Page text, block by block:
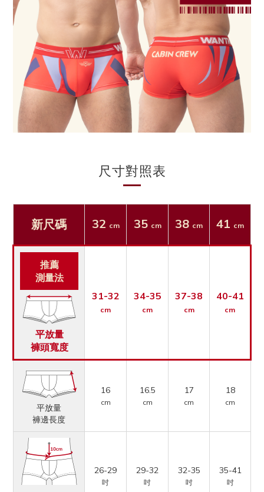
尺寸對照表
新尺碼 32 cm 35 cm 38 cm 41 cm
推薦
測量法
平放量
褲頭寬度
31-32
cm
34-35
cm
37-38
cm
40-41
cm
平放量
褲邊長度
16
cm
16.5
cm
17
cm
18
cm
26-29
吋
29-32
吋
32-35
吋
35-41
吋